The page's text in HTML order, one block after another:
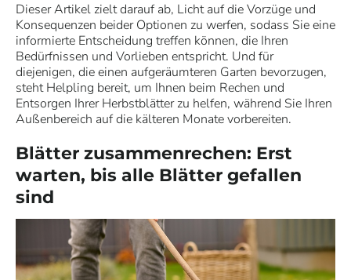
Dieser Artikel zielt darauf ab, Licht auf die Vorzüge und
Konsequenzen beider Optionen zu werfen, sodass Sie eine
informierte Entscheidung treffen können, die Ihren
Bedürfnissen und Vorlieben entspricht. Und für
diejenigen, die einen aufgeräumteren Garten bevorzugen,
steht Helpling bereit, um Ihnen beim Rechen und
Entsorgen Ihrer Herbstblätter zu helfen, während Sie Ihren
Außenbereich auf die kälteren Monate vorbereiten.
Blätter zusammenrechen: Erst
warten, bis alle Blätter gefallen
sind